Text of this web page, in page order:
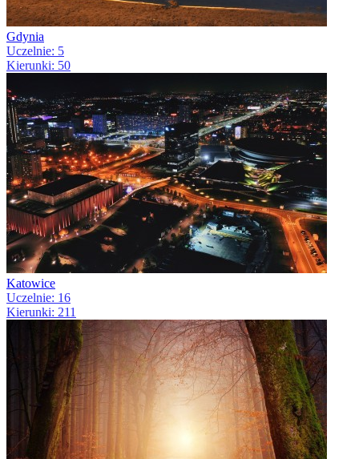
Gdynia
Uczelnie: 5
Kierunki: 50
Katowice
Uczelnie: 16
Kierunki: 211